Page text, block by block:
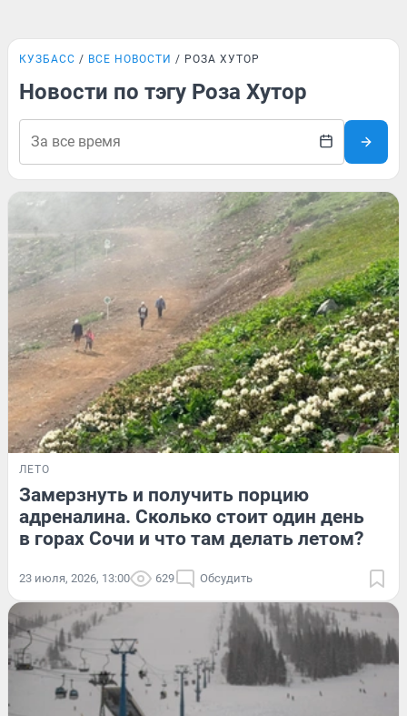
КУЗБАСС ВСЕ НОВОСТИ РОЗА ХУТОР
Новости по тэгу Роза Хутор
ЛЕТО
Замерзнуть и получить порцию
адреналина. Сколько стоит один день
в горах Сочи и что там делать летом?
23 июля, 2026, 13:00 629 Обсудить